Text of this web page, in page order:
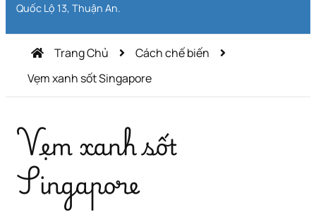
Quốc Lộ 13, Thuận An.
Trang Chủ
Cách chế biến
Vẹm xanh sốt Singapore
Vẹm xanh sốt
Singapore